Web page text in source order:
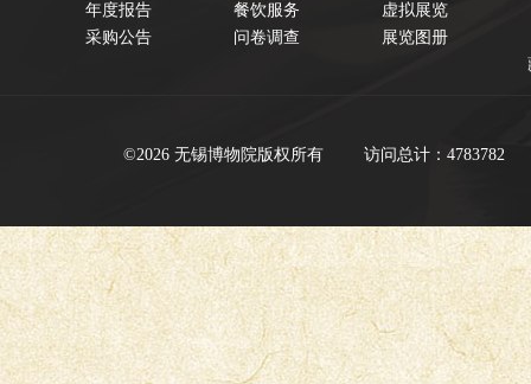
年度报告
采购公告
餐饮服务
问卷调查
虚拟展览
展览图册
©2026 无锡博物院版权所有 访问总计：4783782